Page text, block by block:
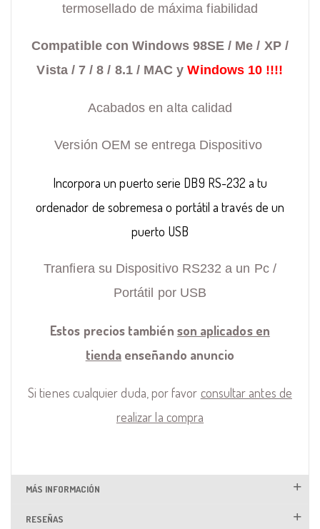
termosellado de máxima fiabilidad
Compatible con Windows 98SE / Me / XP /
Vista / 7 / 8 / 8.1 / MAC yWindows 10 !!!!
Acabados en alta calidad
Versión OEM se entrega Dispositivo
Incorpora un puerto serie DB9 RS-232a tu
ordenador de sobremesa o portátil a través de un
puerto USB
Tranfiera su Dispositivo RS232 a un Pc /
Portátil por USB
Estos precios también son aplicados en
tienda enseñando anuncio
Si tienes cualquier duda, por favor consultar antes de
realizar la compra
MÁS INFORMACIÓN
RESEÑAS